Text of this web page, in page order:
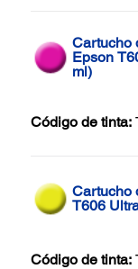
Cartucho
Epson
ml)
Código de tinta:
Cartucho
T606
Código de tinta: